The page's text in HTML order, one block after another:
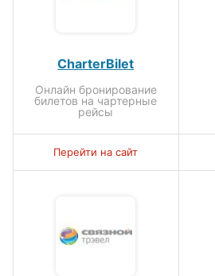
CharterBilet
Онлайн бронирование
билетов на чартерные
рейсы
Перейти на сайт